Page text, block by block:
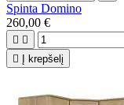
Spinta Domino
260,00 €
 

Į krepšelį